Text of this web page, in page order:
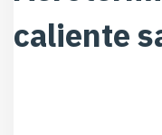
caliente